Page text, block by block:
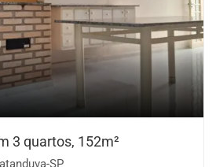
3 quartos, 152m²
SP